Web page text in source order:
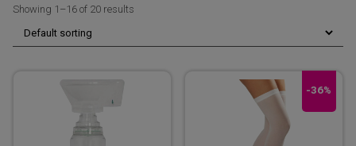
Showing 1–16 of 20 results
-36%